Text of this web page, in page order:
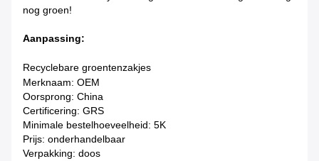
nog groen!
Aanpassing:
Recyclebare groentenzakjes
Merknaam: OEM
Oorsprong: China
Certificering: GRS
Minimale bestelhoeveelheid: 5K
Prijs: onderhandelbaar
Verpakking: doos